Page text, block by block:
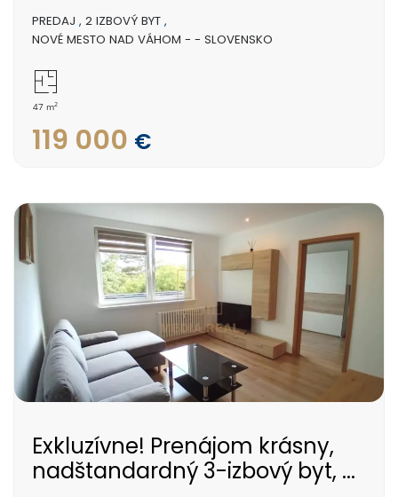
PREDAJ , 2 IZBOVÝ BYT ,
NOVÉ MESTO NAD VÁHOM - - SLOVENSKO
47 m2
119 000 €
Exkluzívne! Prenájom krásny,
nadštandardný 3-izbový byt, ...